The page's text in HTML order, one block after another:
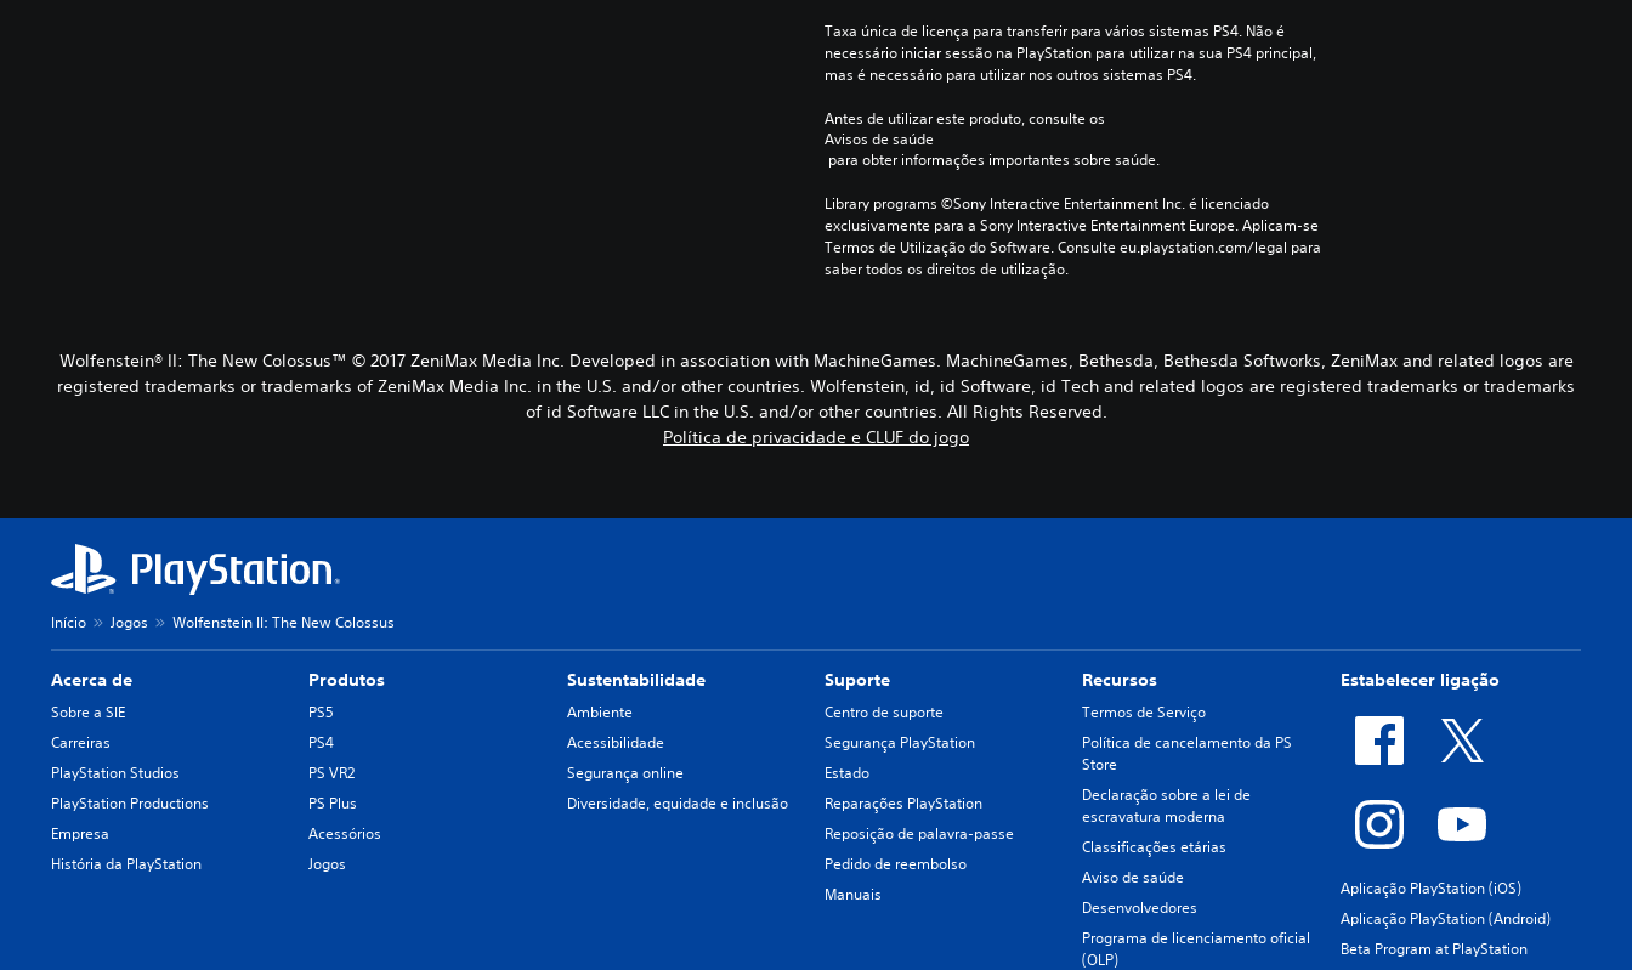
Taxa única de licença para transferir para vários sistemas PS4. Não é
necessário iniciar sessão na PlayStation para utilizar na sua PS4 principal,
mas é necessário para utilizar nos outros sistemas PS4.
Antes de utilizar este produto, consulte os
Avisos de saúde
para obter informações importantes sobre saúde.
Library programs ©Sony Interactive Entertainment Inc. é licenciado
exclusivamente para a Sony Interactive Entertainment Europe. Aplicam-se
Termos de Utilização do Software. Consulte eu.playstation.com/legal para
saber todos os direitos de utilização.
Wolfenstein® II: The New Colossus™ © 2017 ZeniMax Media Inc. Developed in association with MachineGames. MachineGames, Bethesda, Bethesda Softworks, ZeniMax and related logos are
registered trademarks or trademarks of ZeniMax Media Inc. in the U.S. and/or other countries. Wolfenstein, id, id Software, id Tech and related logos are registered trademarks or trademarks
of id Software LLC in the U.S. and/or other countries. All Rights Reserved.
Política de privacidade e CLUF do jogo
Início Jogos Wolfenstein II: The New Colossus
Acerca de
Sobre a SIE
Carreiras
PlayStation Studios
PlayStation Productions
Empresa
História da PlayStation
Produtos
PS5
PS4
PS VR2
PS Plus
Acessórios
Jogos
Sustentabilidade
Ambiente
Acessibilidade
Segurança online
Diversidade, equidade e inclusão
Suporte
Centro de suporte
Segurança PlayStation
Estado
Reparações PlayStation
Reposição de palavra-passe
Pedido de reembolso
Manuais
Recursos
Termos de Serviço
Política de cancelamento da PS
Store
Declaração sobre a lei de
escravatura moderna
Classificações etárias
Aviso de saúde
Desenvolvedores
Programa de licenciamento oficial
(OLP)
Estabelecer ligação
Aplicação PlayStation (iOS)
Aplicação PlayStation (Android)
Beta Program at PlayStation